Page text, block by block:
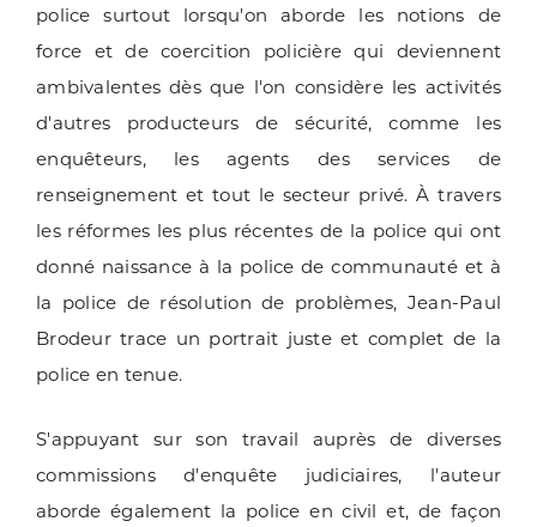
police surtout lorsqu'on aborde les notions de
force et de coercition policière qui deviennent
ambivalentes dès que l'on considère les activités
d'autres producteurs de sécurité, comme les
enquêteurs, les agents des services de
renseignement et tout le secteur privé.À travers
les réformes les plus récentes de la police qui ont
donné naissance à la police de communauté et à
la police de résolution de problèmes, Jean-Paul
Brodeur trace un portrait juste et complet de la
police en tenue.
S'appuyant sur son travail auprès de diverses
commissions d'enquête judiciaires, l'auteur
aborde également la police en civil et, de façon